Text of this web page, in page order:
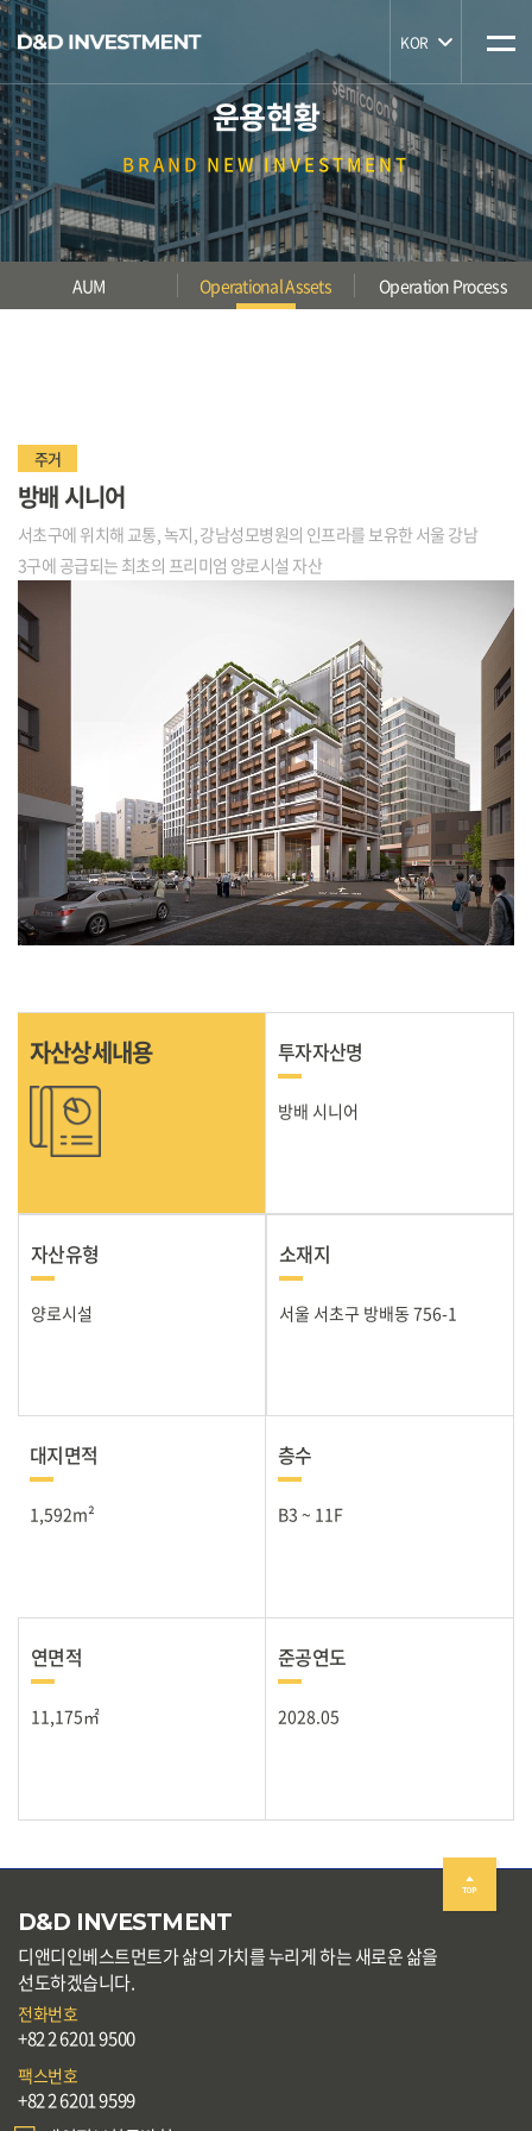
KOR
운용현황
BRAND NEW INVESTMENT
AUM Operational Assets Operation Process
주거
방배 시니어
서초구에 위치해 교통, 녹지, 강남성모병원의 인프라를 보유한 서울 강남
3구에 공급되는 최초의 프리미엄 양로시설 자산
자산상세내용 투자자산명
방배 시니어
자산유형
양로시설
소재지
서울 서초구 방배동 756-1
대지면적
1,592m²
층수
B3 ~ 11F
연면적
11,175㎡
준공연도
2028.05
D&D INVESTMENT
디앤디인베스트먼트가 삶의 가치를 누리게 하는 새로운 삶을
선도하겠습니다.
전화번호
+82 2 6201 9500
팩스번호
+82 2 6201 9599